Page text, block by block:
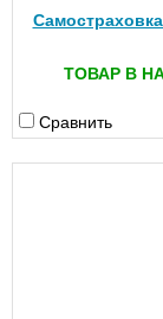
ТОВАР В
Сравнить